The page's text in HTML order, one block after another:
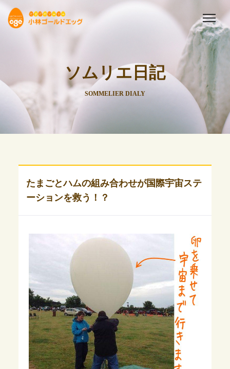
ソムリエ日記
SOMMELIER DIALY
たまごとハムの組み合わせが国際宇宙ステ
ーションを救う！？